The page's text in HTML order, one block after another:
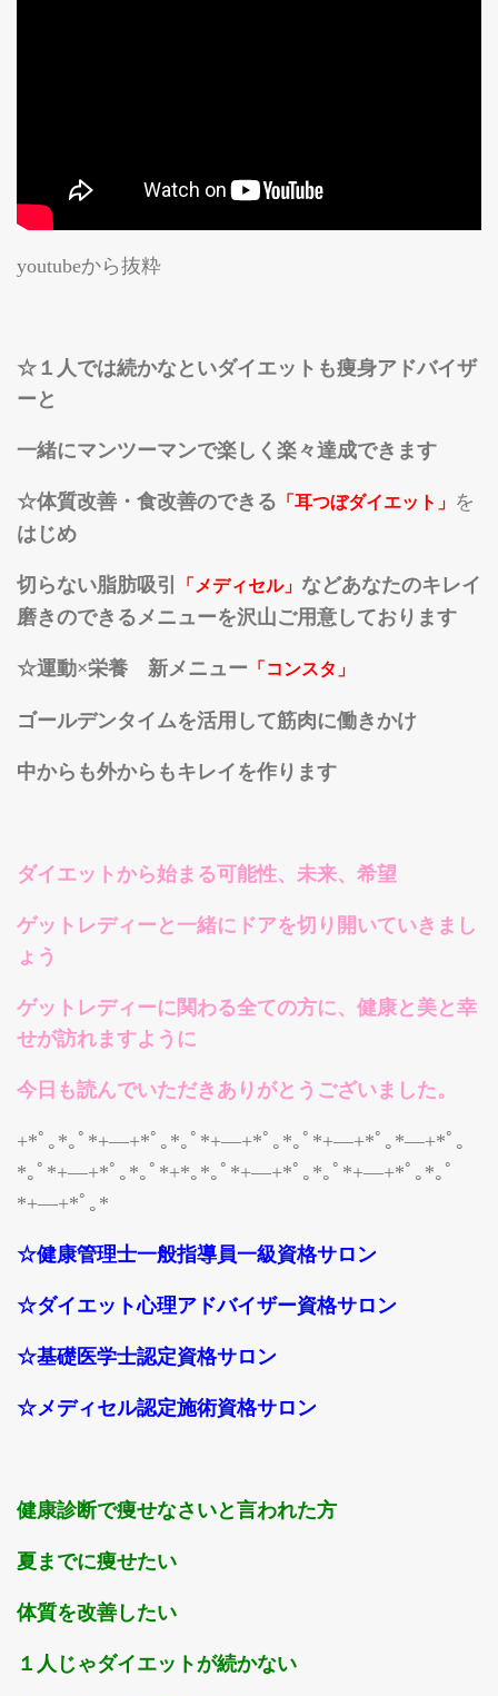
youtubeから抜粋
☆１人では続かなといダイエットも痩身アドバイザ
ーと
一緒にマンツーマンで楽しく楽々達成できます
☆体質改善・食改善のできる 「耳つぼダイエット」 を
はじめ
切らない脂肪吸引 「メディセル」 などあなたのキレイ
磨きのできるメニューを沢山ご用意しております
☆運動×栄養 新メニュー 「コンスタ」
ゴールデンタイムを活用して筋肉に働きかけ
中からも外からもキレイを作ります
ダイエットから始まる可能性、未来、希望
ゲットレディーと一緒にドアを切り開いていきまし
ょう
ゲットレディーに関わる全ての方に、健康と美と幸
せが訪れますように
今日も読んでいただきありがとうございました。
+*ﾟ｡*｡ﾟ*+―+*ﾟ｡*｡ﾟ*+―+*ﾟ｡*｡ﾟ*+―+*ﾟ｡*―+*ﾟ｡
*｡ﾟ*+―+*ﾟ｡*｡ﾟ*+*｡*｡ﾟ*+―+*ﾟ｡*｡ﾟ*+―+*ﾟ｡*｡ﾟ
*+―+*ﾟ｡*
☆健康管理士一般指導員一級資格サロン
☆ダイエット心理アドバイザー資格サロン
☆基礎医学士認定資格サロン
☆メディセル認定施術資格サロン
健康診断で痩せなさいと言われた方
夏までに痩せたい
体質を改善したい
１人じゃダイエットが続かない